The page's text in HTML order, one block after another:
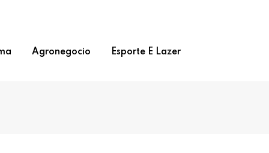
Agronegocio Esporte E Lazer